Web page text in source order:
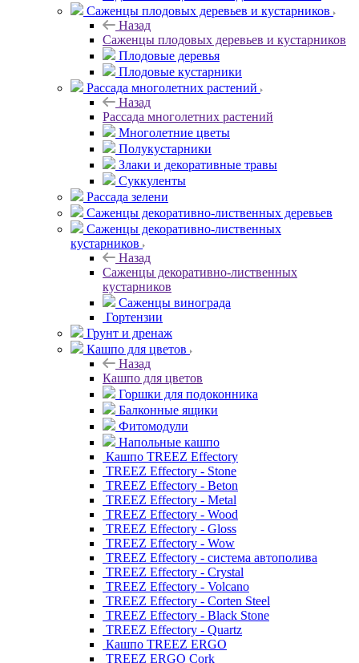
Саженцы плодовых деревьев и кустарников
Назад
Саженцы плодовых деревьев и кустарников
Плодовые деревья
Плодовые кустарники
Рассада многолетних растений
Назад
Рассада многолетних растений
Многолетние цветы
Полукустарники
Злаки и декоративные травы
Суккуленты
Рассада зелени
Саженцы декоративно-лиственных деревьев
Саженцы декоративно-лиственных
кустарников
Назад
Саженцы декоративно-лиственных
кустарников
Саженцы винограда
Гортензии
Грунт и дренаж
Кашпо для цветов
Назад
Кашпо для цветов
Горшки для подоконника
Балконные ящики
Фитомодули
Напольные кашпо
Кашпо TREEZ Effectory
TREEZ Effectory - Stone
TREEZ Effectory - Beton
TREEZ Effectory - Metal
TREEZ Effectory - Wood
TREEZ Effectory - Gloss
TREEZ Effectory - Wow
TREEZ Effectory - система автополива
TREEZ Effectory - Crystal
TREEZ Effectory - Volcano
TREEZ Effectory - Corten Steel
TREEZ Effectory - Black Stone
TREEZ Effectory - Quartz
Кашпо TREEZ ERGO
TREEZ ERGO Cork